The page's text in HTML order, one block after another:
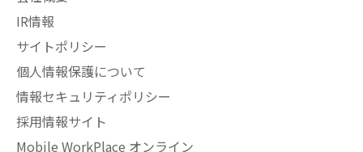
IR情報
サイトポリシー
個人情報保護について
情報セキュリティポリシー
採用情報サイト
Mobile WorkPlace オンライン